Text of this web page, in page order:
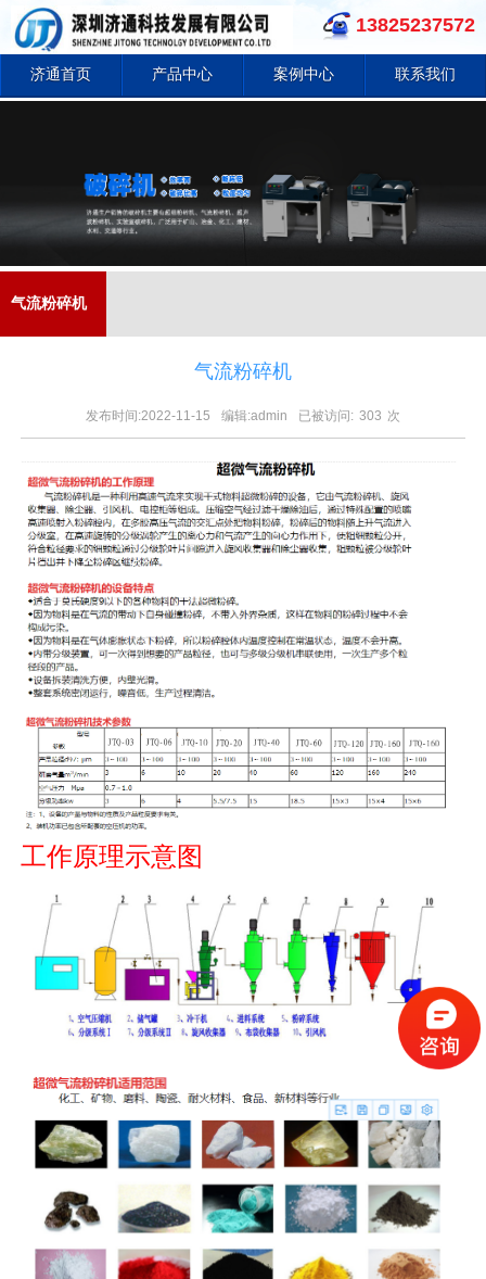
13825237572
济通首页 产品中心 案例中心 联系我们
气流粉碎机
气流粉碎机
发布时间:2022-11-15 编辑:admin 已被访问: 303 次
工作原理示意图